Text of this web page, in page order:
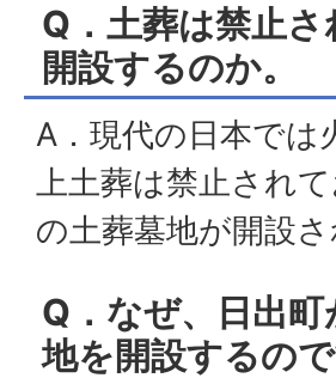
Q．土葬は禁止
開設するのか。
A．現代の日本では
上土葬は禁止され
の土葬墓地が開設
Q．なぜ、日出
地を開設するので